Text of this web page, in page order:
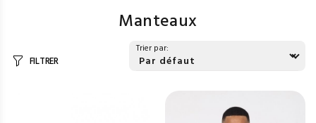
Manteaux
FILTRER
Trier par: